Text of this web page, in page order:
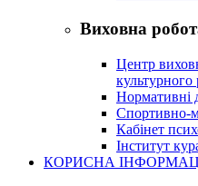
Виховна
Центр
культурного
Нормативні
Спортивно-
Кабінет
Інститут
КОРИСНА